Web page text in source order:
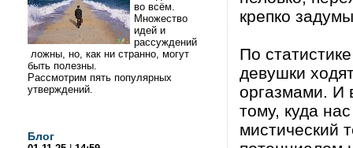
во всём.
Множество
идей и
рассуждений
ложны, но, как ни странно, могут
быть полезны.
Рассмотрим пять популярных
утверждений.
Блог
крепко
По
девушки
оргазмами. И
тому, куда
мистический